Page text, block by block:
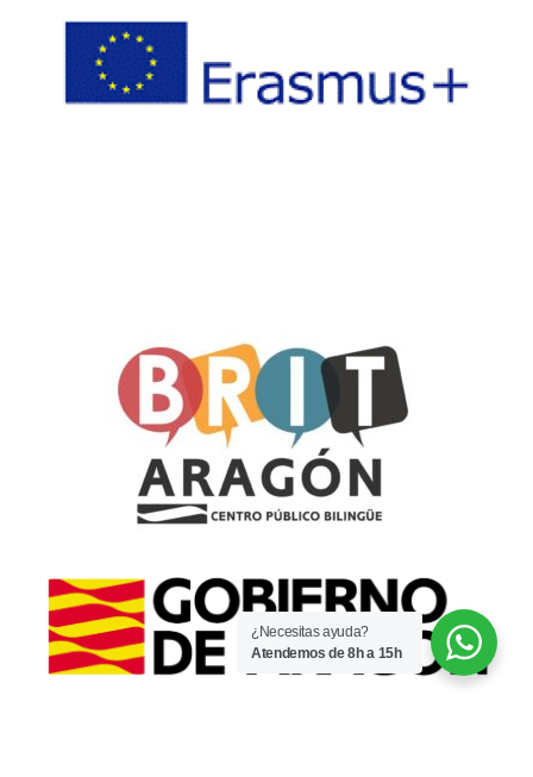
¿Necesitas ayuda?
Atendemos de 8h a 15h